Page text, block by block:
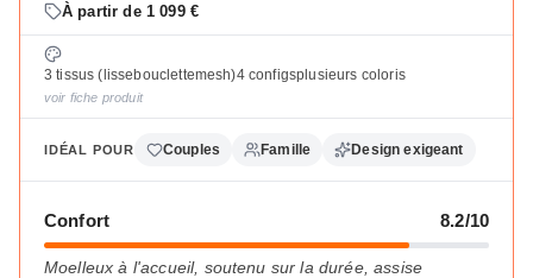
À partir de 1 099 €
3 tissus (lissebouclettemesh)4 configsplusieurs coloris
voir fiche produit
IDÉAL POUR Couples Famille Design exigeant
Confort 8.2/10
Moelleux à l'accueil, soutenu sur la durée, assise